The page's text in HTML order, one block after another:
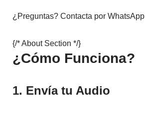
¿Preguntas? Contacta por WhatsApp
{/* About Section */}
¿Cómo Funciona?
1. Envía tu Audio